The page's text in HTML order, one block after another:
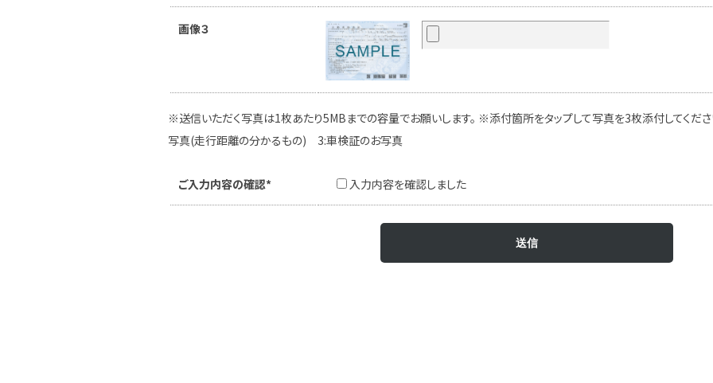
画像３
※送信いただく写真は1枚あたり5MBまでの容量でお願いします。 ※添付箇所をタップして写真を3枚添付してくだ
写真(走行距離の分かるもの) 3:車検証のお写真
ご入力内容の確認* 入力内容を確認しました